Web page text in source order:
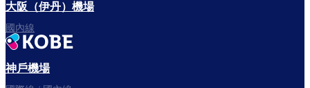
大阪（伊丹）機場
國內線
神戶機場